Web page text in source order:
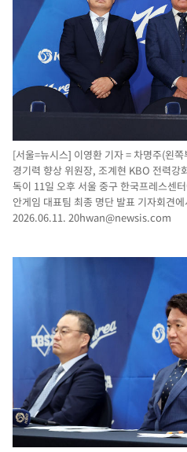
[서울=뉴시스] 이영환 기자 = 차명주(왼
경기력 향상 위원장, 조계현 KBO 전력강
독이 11일 오후 서울 중구 한국프레스센
안게임 대표팀 최종 명단 발표 기자회견
2026.06.11. 20hwan@newsis.com